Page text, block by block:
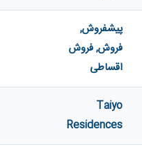
پیشفروش,
فروش,فروش
اقساطی
Taiyo
Residences